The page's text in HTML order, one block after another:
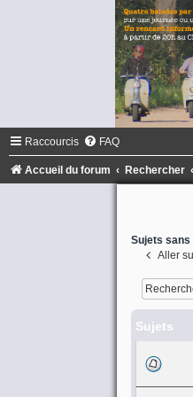
Raccourcis FAQ
Accueil du forum Rechercher
Sujets sans
Aller
Sujets